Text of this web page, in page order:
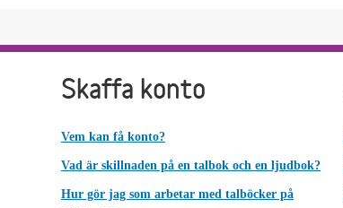
Skaffa konto
Vem kan få konto?
Vad är skillnaden på en talbok och en ljudbok?
Hur gör jag som arbetar med talböcker på